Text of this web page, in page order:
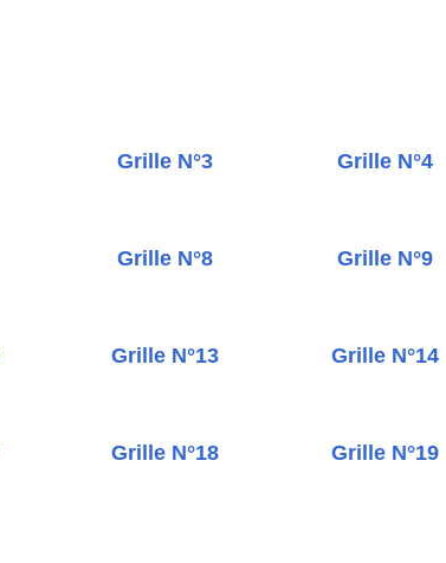
Grille N°3 Grille N°4
Grille N°8 Grille N°9
Grille N°13 Grille N°14
Grille N°18 Grille N°19